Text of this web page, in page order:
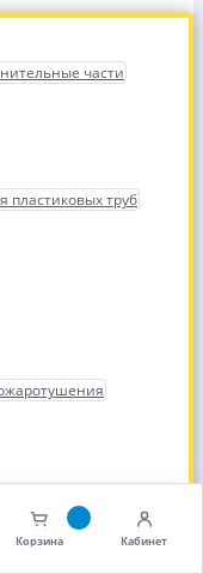
части
труб
Корзина Кабинет